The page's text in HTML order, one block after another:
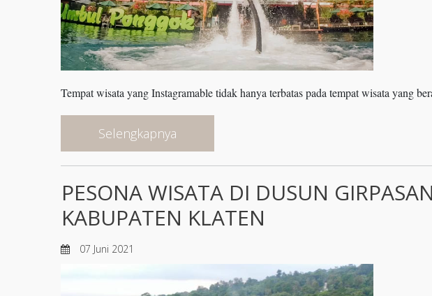
Tempat wisata yang Instagramable tidak hanya terbatas pada tempat wisata yang
Selengkapnya
PESONA WISATA DI DUSUN
KABUPATEN KLATEN
07 Juni 2021